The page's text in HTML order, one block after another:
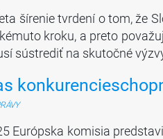
šírenie tvrdení o tom, že
kroku, a preto
sústrediť na skutočné
Európska komisia